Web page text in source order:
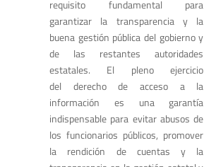
requisito fundamental para
garantizar la transparencia y la
buena gestión pública del gobierno y
de las restantes autoridades
estatales. El pleno ejercicio
del derecho de acceso a la
información es una garantía
indispensable para evitar abusos de
los funcionarios públicos, promover
la rendición de cuentas y la